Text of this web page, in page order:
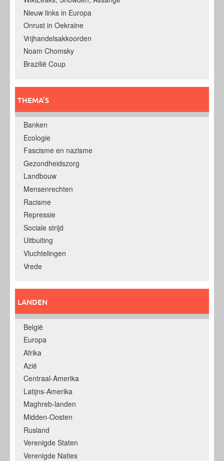
Nieuw links in Europa
Onrust in Oekraine
Vrijhandelsakkoorden
Noam Chomsky
Brazilië Coup
THEMA’S
Banken
Ecologie
Fascisme en nazisme
Gezondheidszorg
Landbouw
Mensenrechten
Racisme
Repressie
Sociale strijd
Uitbuiting
Vluchtelingen
Vrede
LANDEN
België
Europa
Afrika
Azië
Centraal-Amerika
Latijns-Amerika
Maghreb-landen
Midden-Oosten
Rusland
Verenigde Staten
Verenigde Naties